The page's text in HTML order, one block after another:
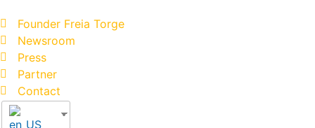
Founder Freia Torge
Newsroom
Press
Partner
Contact